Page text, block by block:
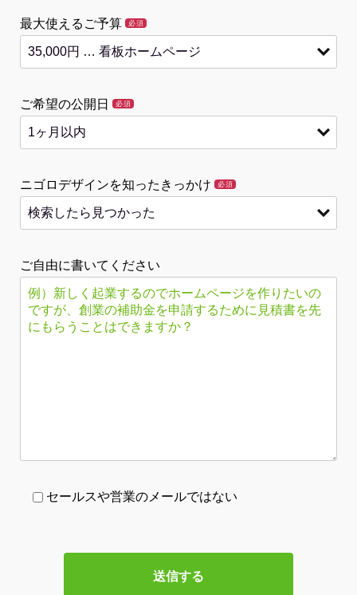
最大使えるご予算 必須
ご希望の公開日 必須
ニゴロデザインを知ったきっかけ 必須
ご自由に書いてください
セールスや営業のメールではない